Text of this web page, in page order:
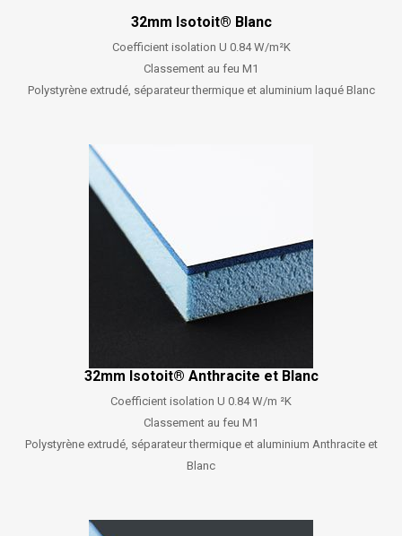
32mm Isotoit® Blanc
Coefficient isolation U 0.84 W/m²K
Classement au feu M1
Polystyrène extrudé, séparateur thermique et aluminium laqué Blanc
32mm Isotoit® Anthracite et Blanc
Coefficient isolation U 0.84 W/m ²K
Classement au feu M1
Polystyrène extrudé, séparateur thermique et aluminium Anthracite et
Blanc